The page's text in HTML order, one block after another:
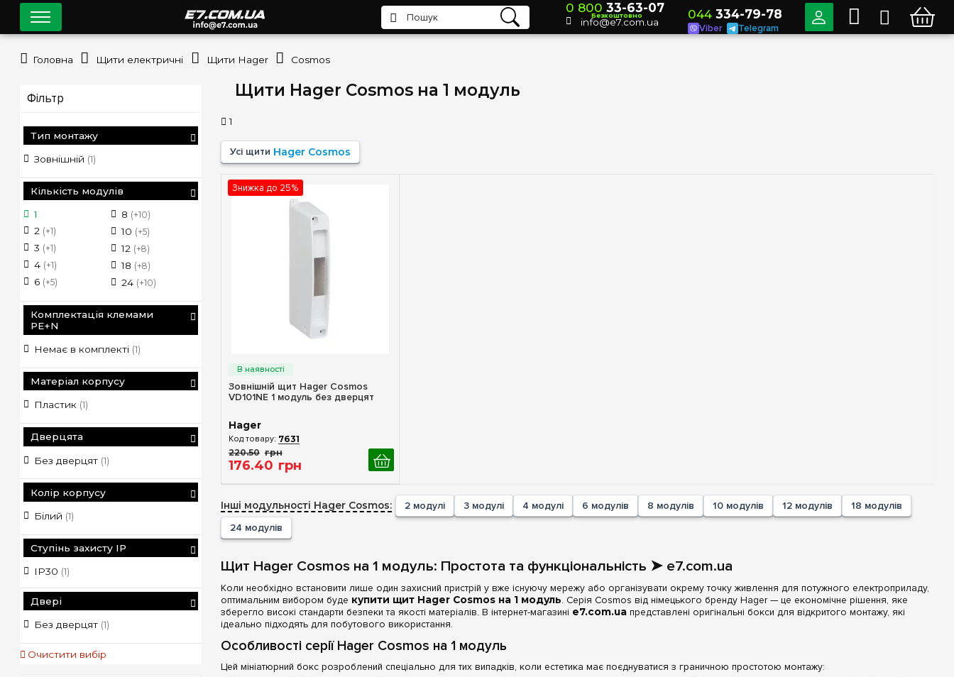
Щити Hager Cosmos на 1 модуль
1
Усі щити Hager Cosmos
Знижка до 25%
Зовнішній щит Hager Cosmos
VD101NE 1 модуль без дверцят
Hager
7631
220.50 грн
176.40 грн
Інші модульності Hager Cosmos: 2 модулі 3 модулі 4 модулі 6 модулів 8 модулів 10 модулів 12 модулів
18 модулів
24 модулів
Щит Hager Cosmos на 1 модуль: Простота та функціональність ➤ e7.com.ua
Коли необхідно встановити лише один захисний пристрій у вже існуючу мережу або організувати окрему точку живлення для потужного електроприладу,
оптимальним вибором буде купити щит Hager Cosmos на 1 модуль. Серія Cosmos від німецького бренду Hager — це економічне рішення, яке
зберегло високі стандарти безпеки та якості матеріалів. В інтернет-магазині e7.com.ua представлені оригінальні бокси для відкритого монтажу, які
ідеально підходять для побутового використання.
Особливості серії Hager Cosmos на 1 модуль
Цей мініатюрний бокс розроблений спеціально для тих випадків, коли естетика має поєднуватися з граничною простотою монтажу:
Фільтр
Тип монтажу
Зовнішній (1)
Кількість модулів
1
2 (+1)
3 (+1)
4 (+1)
6 (+5)
8 (+10)
10 (+5)
12 (+8)
18 (+8)
24 (+10)
Комплектація клемами
PE+N
Немає в комплекті (1)
Матеріал корпусу
Пластик (1)
Дверцята
Без дверцят (1)
Колір корпусу
Білий (1)
Ступінь захисту IP
IP30 (1)
Двері
Без дверцят (1)
Очистити вибір
0 800 33-63-07
Безкоштовно
info@e7.com.ua
044 334-79-78
Viber Telegram
Головна Щити електричні Щити Hager Cosmos